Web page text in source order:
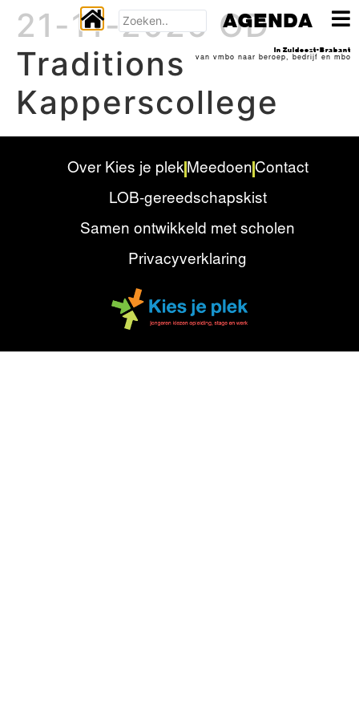
21-11-2026 OD
Traditions
Kapperscollege
Over Kies je plek Meedoen Contact
LOB-gereedschapskist
Samen ontwikkeld met scholen
Privacyverklaring
AGENDA
In Zuidoost-Brabant
van vmbo naar beroep, bedrijf en mbo